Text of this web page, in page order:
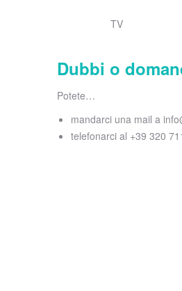
TV
Dubbi o
Potete…
mandarci una mail a
telefonarci al +39 320